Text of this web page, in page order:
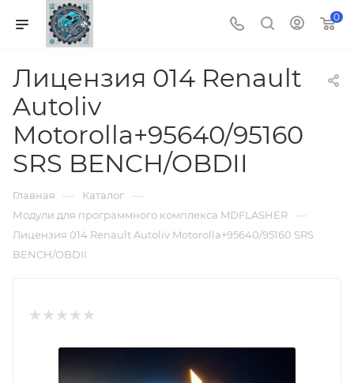
0
Лицензия 014 Renault
Autoliv
Motorolla+95640/95160
SRS BENCH/OBDII
Главная — Каталог —
Модули для программного комплекса MDFLASHER —
Лицензия 014 Renault Autoliv Motorolla+95640/95160 SRS
BENCH/OBDII